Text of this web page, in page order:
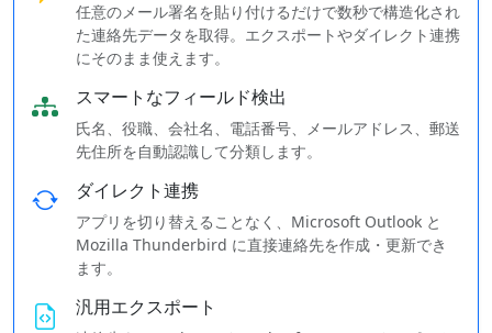
任意のメール署名を貼り付けるだけで数秒で構造化され
た連絡先データを取得。エクスポートやダイレクト連携
にそのまま使えます。
スマートなフィールド検出
氏名、役職、会社名、電話番号、メールアドレス、郵送
先住所を自動認識して分類します。
ダイレクト連携
アプリを切り替えることなく、Microsoft Outlook と
Mozilla Thunderbird に直接連絡先を作成・更新でき
ます。
汎用エクスポート